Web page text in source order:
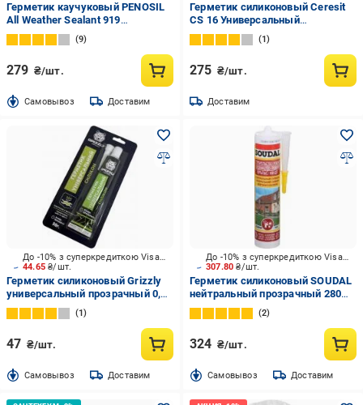
Герметик каучуковый PENOSIL
All Weather Sealant 919
прозрачный 310 мл
9
279 ₴/шт.
Cамовывоз Доставим
Герметик силиконовый Ceresit
CS 16 Универсальный
нейтральный прозрачный 280
мл
1
275 ₴/шт.
Доставим
44.65₴/шт.
До -10% з суперкредиткою Visa Вигода
Герметик силиконовый Grizzly
универсальный прозрачный 0,05
кг
1
47 ₴/шт.
Cамовывоз Доставим
307.80₴/шт.
До -10% з суперкредиткою Visa Вигода
Герметик силиконовый SOUDAL
нейтральный прозрачный 280
мл
2
324 ₴/шт.
Cамовывоз Доставим